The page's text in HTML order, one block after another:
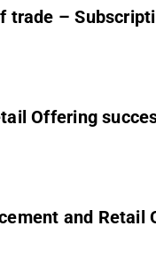
–
Offering
and